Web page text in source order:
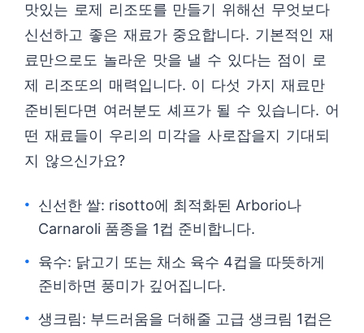
맛있는 로제 리조또를 만들기 위해선 무엇보다
신선하고 좋은 재료가 중요합니다. 기본적인 재
료만으로도 놀라운 맛을 낼 수 있다는 점이 로
제 리조또의 매력입니다. 이 다섯 가지 재료만
준비된다면 여러분도 셰프가 될 수 있습니다. 어
떤 재료들이 우리의 미각을 사로잡을지 기대되
지 않으신가요?
신선한 쌀: risotto에 최적화된 Arborio나
Carnaroli 품종을 1컵 준비합니다.
육수: 닭고기 또는 채소 육수 4컵을 따뜻하게
준비하면 풍미가 깊어집니다.
생크림: 부드러움을 더해줄 고급 생크림 1컵은